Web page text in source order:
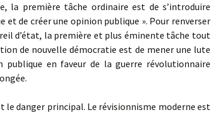
la première tâche ordinaire est de s’introduire
de créer une opinion publique ». Pour renverser
d’état, la première et plus éminente tâche tout
de nouvelle démocratie est de mener une lute
publique en faveur de la guerre révolutionnaire
le danger principal. Le révisionnisme moderne est